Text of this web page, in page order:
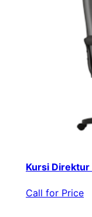
Kursi
Call for Price